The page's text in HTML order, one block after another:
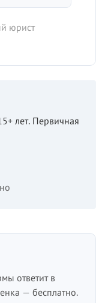
юрист
лет. Первичная
ответит в
— бесплатно.